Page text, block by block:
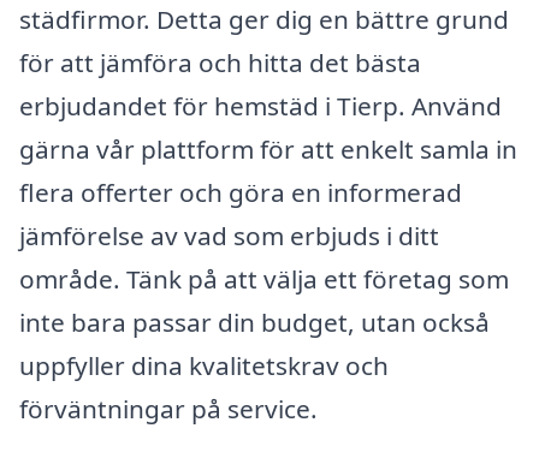
städfirmor. Detta ger dig en bättre grund
för att jämföra och hitta det bästa
erbjudandet för hemstäd i Tierp. Använd
gärna vår plattform för att enkelt samla in
flera offerter och göra en informerad
jämförelse av vad som erbjuds i ditt
område. Tänk på att välja ett företag som
inte bara passar din budget, utan också
uppfyller dina kvalitetskrav och
förväntningar på service.